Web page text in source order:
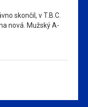
skončil, v T.B.C.
nová. Mužský A-